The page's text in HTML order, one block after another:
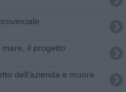
il progetto
dell'azienda e muore